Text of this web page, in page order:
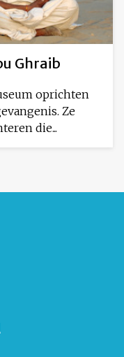
Ghraib
oprichten
Ze
die...